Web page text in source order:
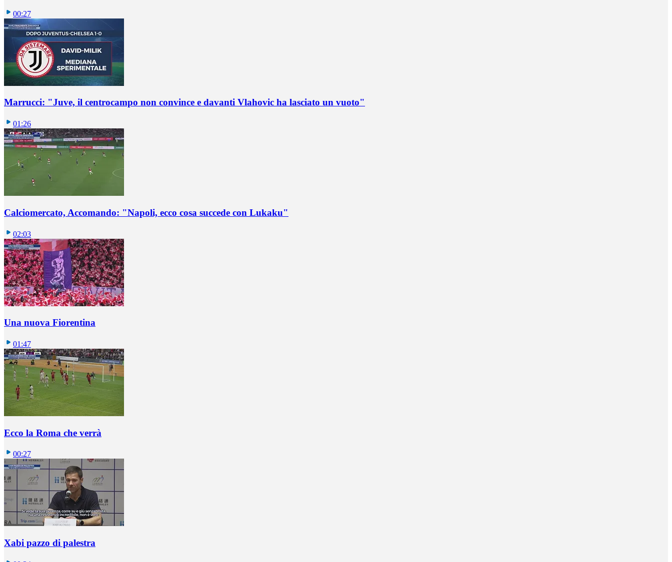
00:27
Marrucci: "Juve, il centrocampo non convince e davanti Vlahovic ha lasciato un vuoto"
01:26
Calciomercato, Accomando: "Napoli, ecco cosa succede con Lukaku"
02:03
Una nuova Fiorentina
01:47
Ecco la Roma che verrà
00:27
Xabi pazzo di palestra